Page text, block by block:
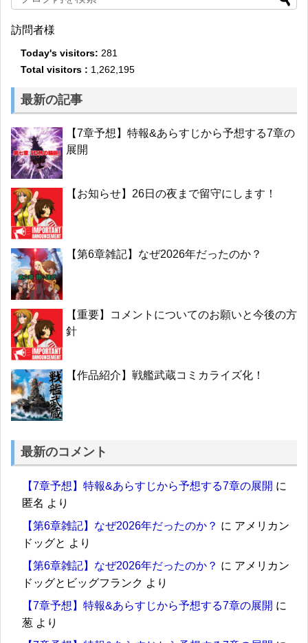
訪問者様
Today's visitors: 281
Total visitors : 1,262,195
最新の記事
【7章予想】特報&あらすじから予想する7章の
展開
【お知らせ】26日の夜まで留守にします！
【第6章雑記】なぜ2026年だったのか？
【重要】コメントについてのお願いと今後の方
針
【作品紹介】戦艦武蔵コミカライズ化！
最新のコメント
【7章予想】特報&あらすじから予想する7章の展開 に
匿名 より
【第6章雑記】なぜ2026年だったのか？ に アメリカン
ドッグと より
【第6章雑記】なぜ2026年だったのか？ に アメリカン
ドッグとビッグフランク より
【7章予想】特報&あらすじから予想する7章の展開 に
葱 より